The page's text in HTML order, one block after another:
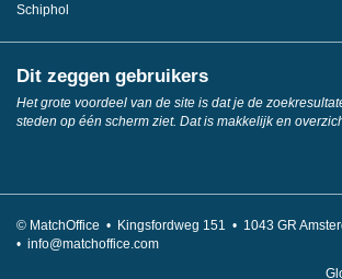
Schiphol
Dit zeggen gebruikers
Het grote voordeel van de site is dat je de
steden op één scherm ziet. Dat is makkelijk en
© MatchOffice • Kingsfordweg 151 • 1043 GR
• info@matchoffice.com